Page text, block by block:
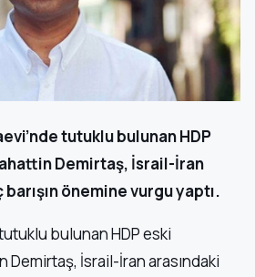
tutuklu bulunan HDP
Demirtaş, İsrail-İran
önemine vurgu yaptı.
bulunan HDP eski
Demirtaş, İsrail-İran arasındaki